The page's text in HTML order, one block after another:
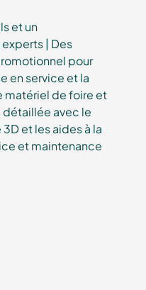
et un
| Des
pour
en service et la
matériel de foire et
avec le
et les aides à la
et maintenance